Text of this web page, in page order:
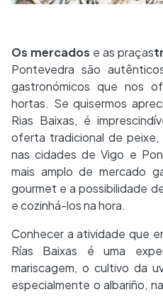
Os mercados e as praças
Pontevedra são
gastronómicos que nos
hortas. Se quisermos
Rias Baixas, é
oferta tradicional de peixe,
nas cidades de Vigo e
mais amplo de mercado
gourmet e a possibilidade
e cozinhá-los na hora.
Conhecer a atividade que
Rías Baixas é uma
mariscagem, o cultivo da
especialmente o albariño,